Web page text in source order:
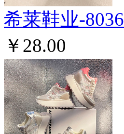
希莱鞋业-8036
￥28.00